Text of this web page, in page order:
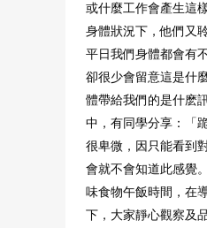
或什麼工作會產生這
身體狀況下，他們又
平日我們身體都會有
卻很少會留意這是什
體帶給我們的是什麽
中，有同學分享：「
很卑微，因只能看到
會就不會知道此感覺
味食物午飯時間，在
下，大家靜心觀察及